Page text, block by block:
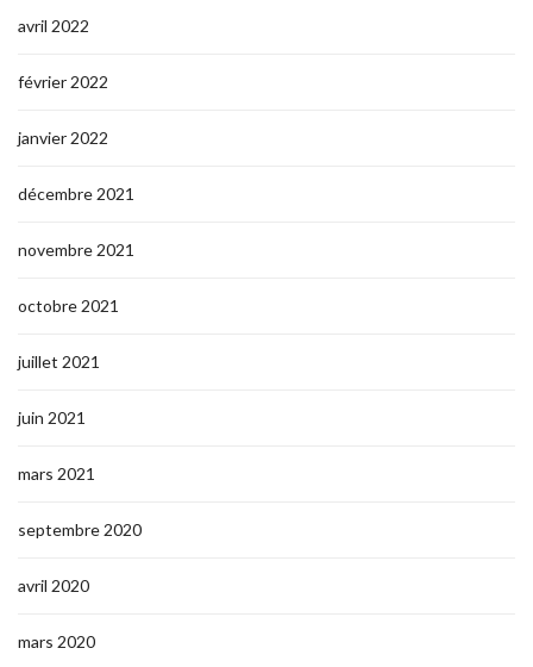
avril 2022
février 2022
janvier 2022
décembre 2021
novembre 2021
octobre 2021
juillet 2021
juin 2021
mars 2021
septembre 2020
avril 2020
mars 2020